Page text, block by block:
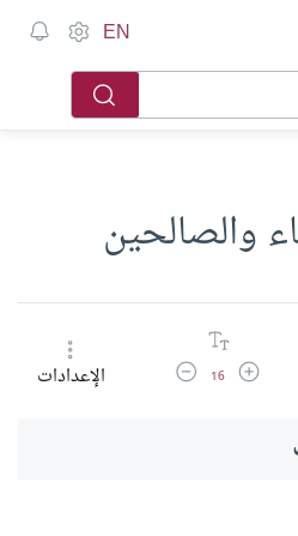
EN
والصالحين
زيادة حجم الخط
16 تقليل حجم الخطالإعدادات